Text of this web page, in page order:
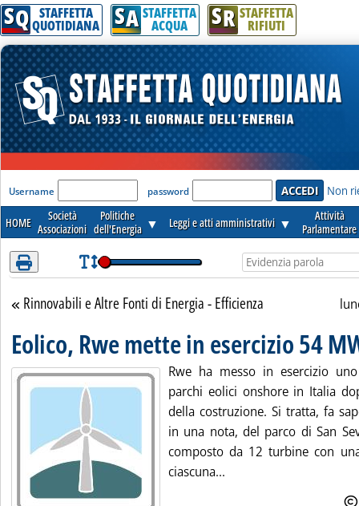
Attenzione! Esegui l'accesso per lèggere interamente la notizia.
SQ STAFFETTA
QUOTIDIANA SA STAFFETTA
ACQUA SR STAFFETTA
RIFIUTI
'Modulo Login per accedere'
Username password Non
HOME
Società
Associazioni
Politiche
dell'Energia ▼ Leggi e atti amministrativi ▼
Attività
Parlamentare
Torna alla sezione
Rinnovabili e Altre Fonti di Energia - Efficienza
Eolico, Rwe mette in esercizio 54
Rwe ha messo in esercizio
parchi eolici onshore in Italia
della costruzione. Si tratta, fa
in una nota, del parco di San
composto da 12 turbine con
ciascuna...